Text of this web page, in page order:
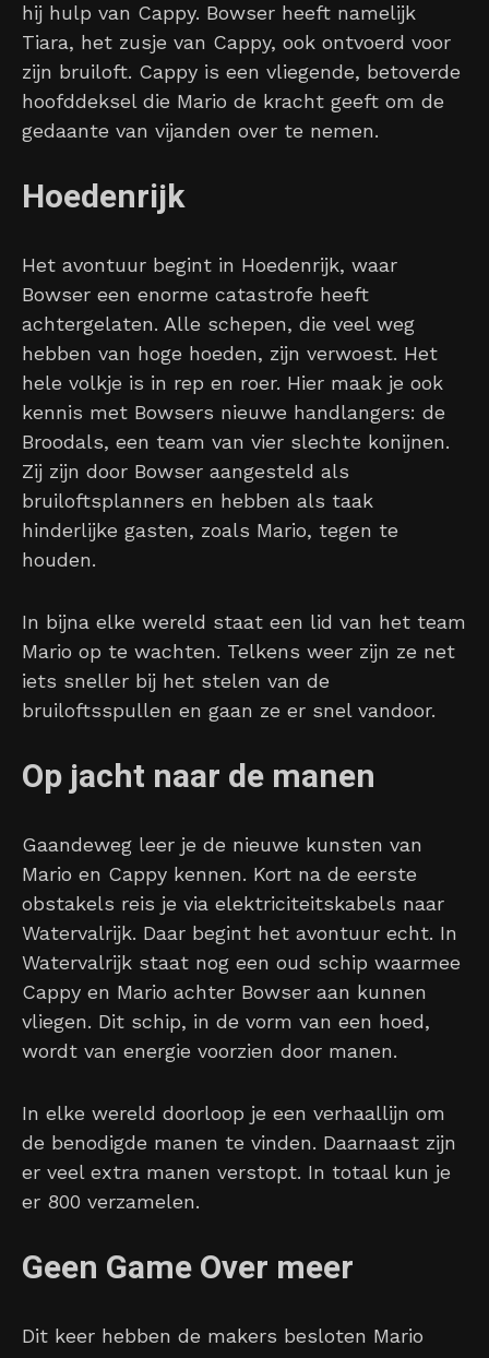
hij hulp van Cappy. Bowser heeft namelijk
Tiara, het zusje van Cappy, ook ontvoerd voor
zijn bruiloft. Cappy is een vliegende, betoverde
hoofddeksel die Mario de kracht geeft om de
gedaante van vijanden over te nemen.
Hoedenrijk
Het avontuur begint in Hoedenrijk, waar
Bowser een enorme catastrofe heeft
achtergelaten. Alle schepen, die veel weg
hebben van hoge hoeden, zijn verwoest. Het
hele volkje is in rep en roer. Hier maak je ook
kennis met Bowsers nieuwe handlangers: de
Broodals, een team van vier slechte konijnen.
Zij zijn door Bowser aangesteld als
bruiloftsplanners en hebben als taak
hinderlijke gasten, zoals Mario, tegen te
houden.
In bijna elke wereld staat een lid van het team
Mario op te wachten. Telkens weer zijn ze net
iets sneller bij het stelen van de
bruiloftsspullen en gaan ze er snel vandoor.
Op jacht naar de manen
Gaandeweg leer je de nieuwe kunsten van
Mario en Cappy kennen. Kort na de eerste
obstakels reis je via elektriciteitskabels naar
Watervalrijk. Daar begint het avontuur echt. In
Watervalrijk staat nog een oud schip waarmee
Cappy en Mario achter Bowser aan kunnen
vliegen. Dit schip, in de vorm van een hoed,
wordt van energie voorzien door manen.
In elke wereld doorloop je een verhaallijn om
de benodigde manen te vinden. Daarnaast zijn
er veel extra manen verstopt. In totaal kun je
er 800 verzamelen.
Geen Game Over meer
Dit keer hebben de makers besloten Mario